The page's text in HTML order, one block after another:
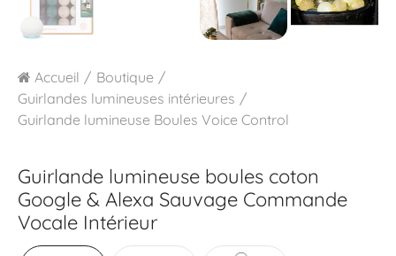
Accueil
Boutique
Guirlandes lumineuses intérieures
Guirlande lumineuse Boules Voice Control
Guirlande lumineuse boules coton
Google & Alexa Sauvage Commande
Vocale Intérieur